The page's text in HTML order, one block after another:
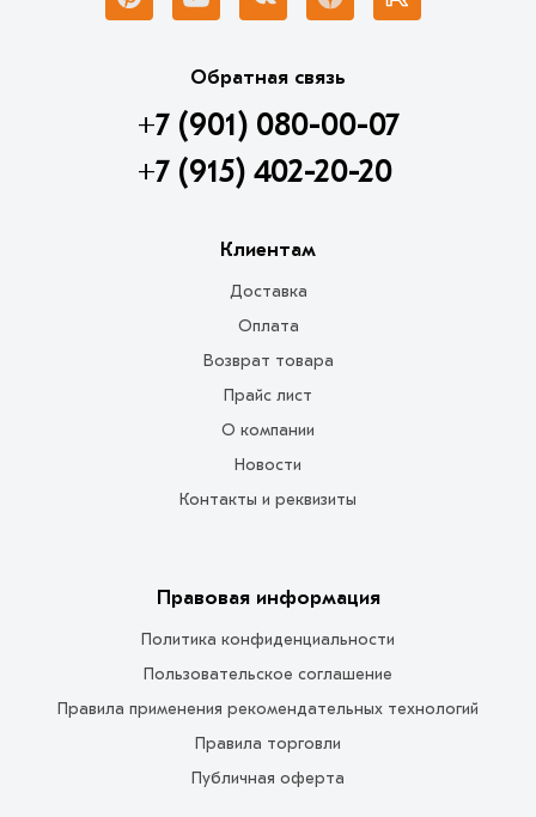
Обратная связь
+7 (901) 080-00-07
+7 (915) 402-20-20
Клиентам
Доставка
Оплата
Возврат товара
Прайс лист
О компании
Новости
Контакты и реквизиты
Правовая информация
Политика конфиденциальности
Пользовательское соглашение
Правила применения рекомендательных технологий
Правила торговли
Публичная оферта